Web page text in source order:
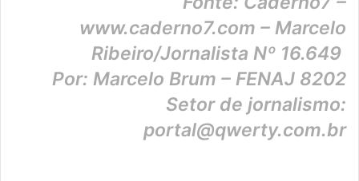
www.caderno7.com – Marcelo
Ribeiro/Jornalista Nº 16.649
Por: Marcelo Brum – FENAJ 8202
Setor de jornalismo:
portal@qwerty.com.br